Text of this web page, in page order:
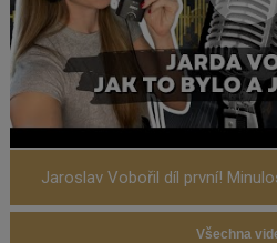
Jaroslav Vobořil díl první!
Všechna